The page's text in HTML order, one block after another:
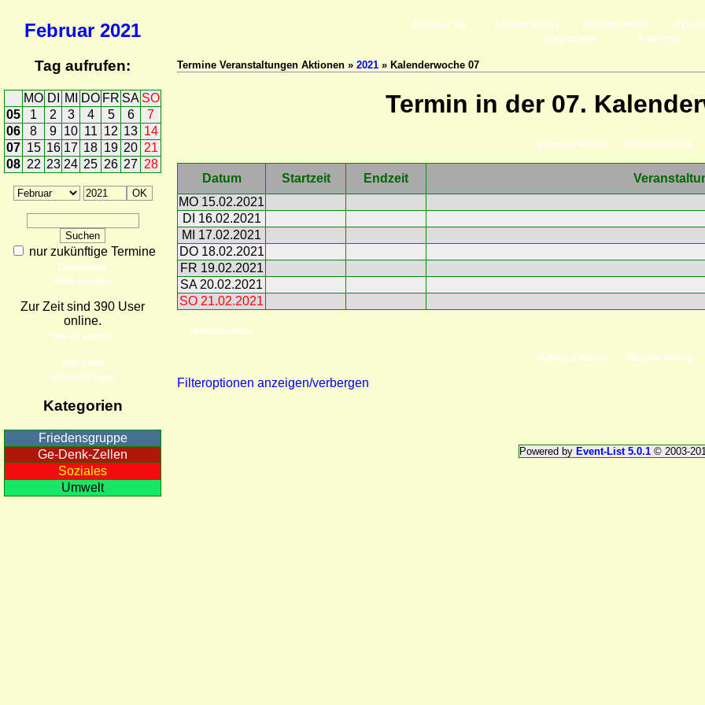
Februar 2021
Tag aufrufen:
MO DI MI DO FR SA SO
05
1 2 3 4 5 6
7
06
8 9 10 11 12 13 14
07 15 16 17 18 19 20 21
08 22 23 24 25 26 27 28
nur zukünftige Termine
Detailsuche
Neue Einträge
Zur Zeit sind 390 User
online.
Wer ist online?
RSS-Feed
iCalendar-Feed
Kategorien
Friedensgruppe
Ge-Denk-Zellen
Soziales
Umwelt
Aktueller Tag Aktuelle Woche Aktueller Monat
Registrieren
Anmelden
Termine Veranstaltungen Aktionen » 2021 » Kalenderwoche 07
Termin in der 07.
Vorherige Woche Nächste Woche
Datum Startzeit Endzeit
MO 15.02.2021
DI 16.02.2021
MI 17.02.2021
DO 18.02.2021
FR 19.02.2021
SA 20.02.2021
SO 21.02.2021
Druckvorschau
Vorherige Woche Nächste Woche
Filteroptionen anzeigen/verbergen
Powered by Event-List 5.0.1© 2003-